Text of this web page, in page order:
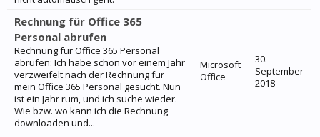
Rechnung für Office 365
Personal abrufen
Rechnung für Office 365 Personal
abrufen: Ich habe schon vor einem Jahr
verzweifelt nach der Rechnung für
mein Office 365 Personal gesucht. Nun
ist ein Jahr rum, und ich suche wieder.
Wie bzw. wo kann ich die Rechnung
downloaden und...
Microsoft
Office
30.
September
2018